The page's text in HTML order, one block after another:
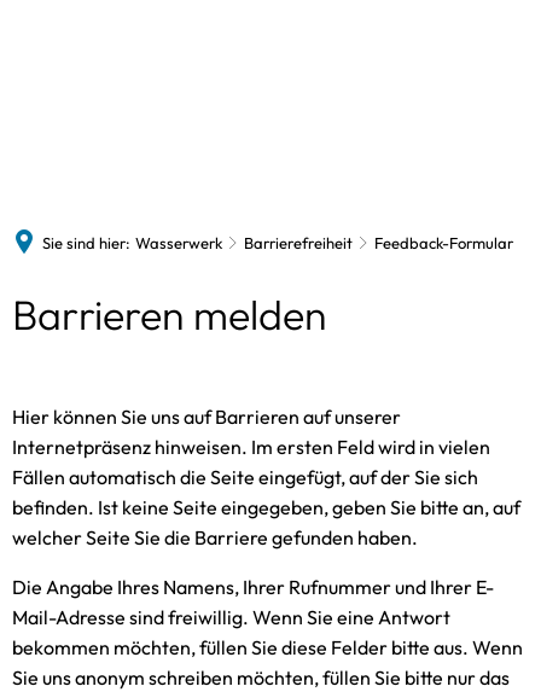
Wasserqualität
Sie sind hier: Wasserwerk Barrierefreiheit Feedback-Formular
Feedback-
Barrieren melden
Hier können Sie uns auf Barrieren auf unserer
Internetpräsenz hinweisen. Im ersten Feld wird in vielen
Fällen automatisch die Seite eingefügt, auf der Sie sich
befinden. Ist keine Seite eingegeben, geben Sie bitte an, auf
welcher Seite Sie die Barriere gefunden haben.
Die Angabe Ihres Namens, Ihrer Rufnummer und Ihrer E-
Mail-Adresse sind freiwillig. Wenn Sie eine Antwort
bekommen möchten, füllen Sie diese Felder bitte aus. Wenn
Sie uns anonym schreiben möchten, füllen Sie bitte nur das